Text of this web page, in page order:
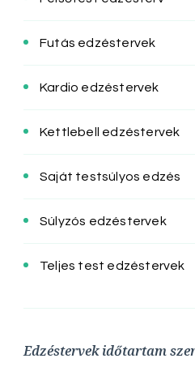
Futás edzéstervek
Kardio edzéstervek
Kettlebell edzéstervek
Saját testsúlyos edzés
Súlyzós edzéstervek
Teljes test edzéstervek
Edzéstervek időtartam